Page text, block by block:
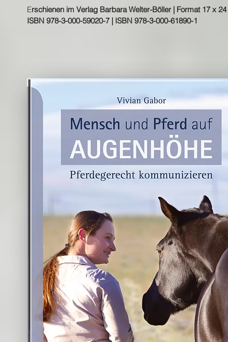
Erschienen im Verlag Barbara Welter-Böller | Format 17 x
ISBN 978-3-000-59020-7 | ISBN 978-3-000-61890-1